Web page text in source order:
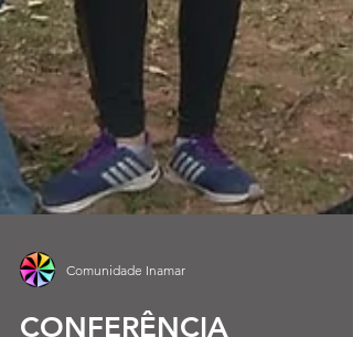
Comunidade Inamar